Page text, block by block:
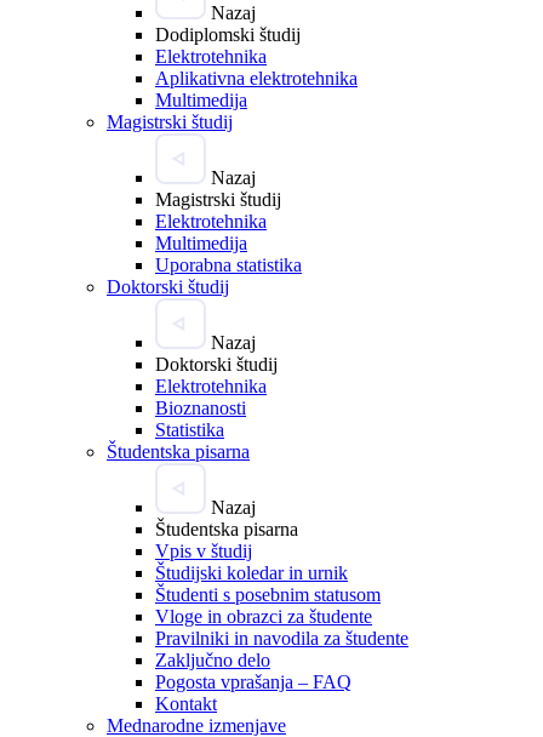
Nazaj
Dodiplomski študij
Elektrotehnika
Aplikativna elektrotehnika
Multimedija
Magistrski študij
Nazaj
Magistrski študij
Elektrotehnika
Multimedija
Uporabna statistika
Doktorski študij
Nazaj
Doktorski študij
Elektrotehnika
Bioznanosti
Statistika
Študentska pisarna
Nazaj
Študentska pisarna
Vpis v študij
Študijski koledar in urnik
Študenti s posebnim statusom
Vloge in obrazci za študente
Pravilniki in navodila za študente
Zaključno delo
Pogosta vprašanja – FAQ
Kontakt
Mednarodne izmenjave